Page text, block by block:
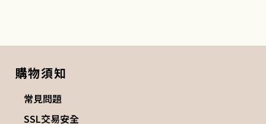
購物須知
常見問題
SSL交易安全